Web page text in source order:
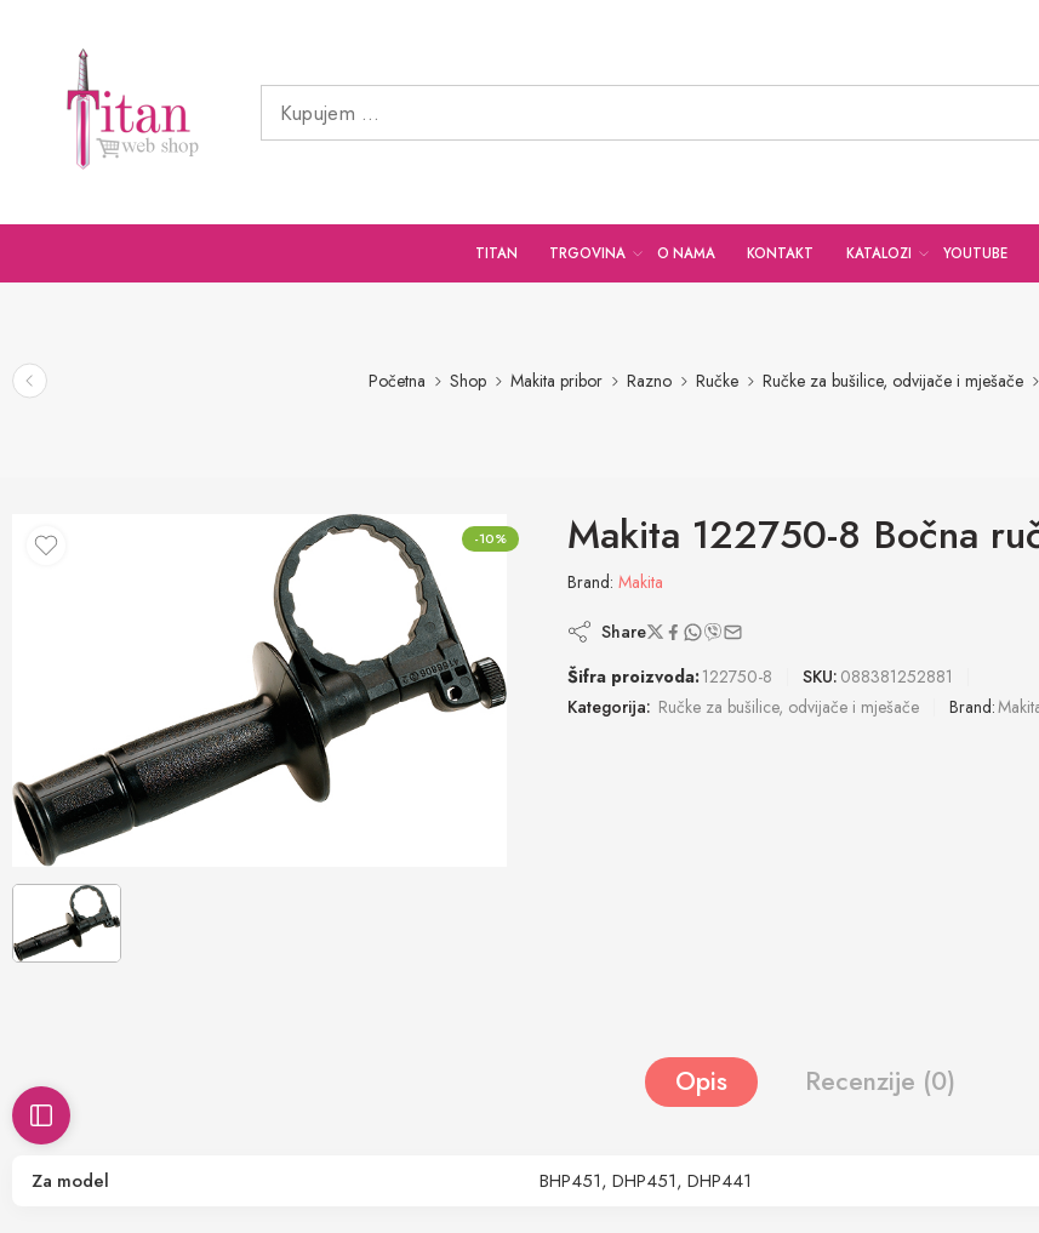
TITAN TRGOVINA O NAMA KONTAKT KATALOZI YOUTUBE
Početna Shop Makita pribor Razno Ručke Ručke za bušilice, odvijače i mješače
-10% Makita 122750-8 Bočna
Brand: Makita
Share
Šifra proizvoda:122750-8 SKU: 088381252881
Kategorija: Ručke za bušilice, odvijače i mješače Brand:
Opis Recenzije (0)
Za model BHP451, DHP451, DHP441